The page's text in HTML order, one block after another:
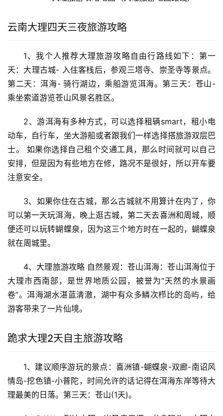
云南大理四天三夜旅游攻略
1、我个人推荐大理旅游攻略自由行路线如下：第一
天：大理古城- 入住客栈后，参观三塔寺、崇圣寺等景点。
第二天：洱海- 骑行湖边，乘船游览洱海。第三天：苍山-
乘坐索道游览苍山风景名胜区。
2、游洱海有多种方式，可以选择租辆smart，租小电
动车，自行车，坐大游船或者跟我们一样选择搭旅游双层巴
士。 如果你选择自己租个交通工具，那么时间就可以自己
安排，但是因为有些地方在修，路况不是很好，所以开车要
注意安全。
3、如果你住在古城，那么古城就不用算计在内了，你
可以第一天玩洱海，晚上逛古城，第二天去喜洲和周城，顺
便还可以玩转蝴蝶泉，因为这三个地方时在一起的，蝴蝶泉
就在周城里。
4、大理旅游攻略 自然景观：苍山洱海：苍山洱海位于
大理市西南部，是世界地质公园，被誉为“天然的水景画
卷”。洱海湖水湛蓝清澈，湖中有众多鳞次栉比的岛屿，给
游客带来了一片仙境。
跪求大理2天自主旅游攻略
1、建议顺序游玩的景点：喜洲镇-蝴蝶泉-双廊-南诏风
情岛-挖色镇-小普陀，时间允许的话记得在洱海东岸等待大
理最美的日落。第三天：苍山(1天)。